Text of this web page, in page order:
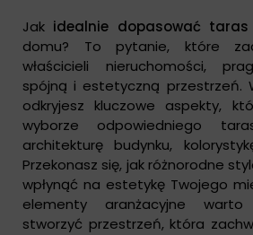
Jak idealnie dopasować taras
domu? To pytanie, które
właścicieli nieruchomości,
spójną i estetyczną przestrzeń.
odkryjesz kluczowe aspekty,
wyborze odpowiedniego
architekturę budynku,
Przekonasz się, jak różnorodne
wpłynąć na estetykę Twojego
elementy aranżacyjne warto
stworzyć przestrzeń, która